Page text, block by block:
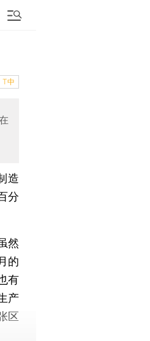
T中
造
分
然
的
有
产
区